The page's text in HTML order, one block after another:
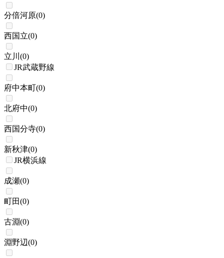
分倍河原(0)
西国立(0)
立川 (0)
JR武蔵野線
府中本町(0)
北府中(0)
西国分寺(0)
新秋津(0)
JR横浜線
成瀬(0)
町田(0)
古淵(0)
淵野辺(0)